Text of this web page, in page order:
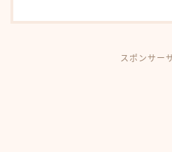
スポンサー